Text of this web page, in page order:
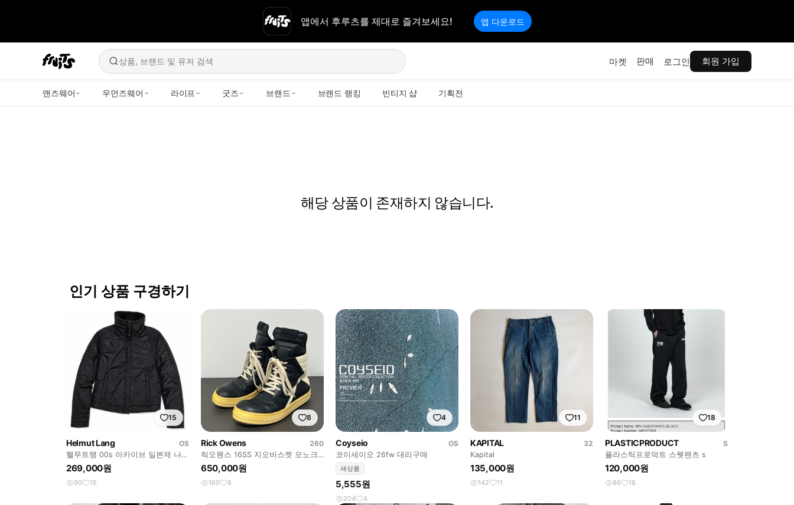
앱에서 후루츠를 제대로 즐겨보세요! 앱 다운로드
상품, 브랜드 및 유저 검색 마켓 판매 로그인 회원 가입
맨즈웨어 우먼즈웨어 라이프 굿즈 브랜드 브랜드 랭킹 빈티지 샵 기획전
해당 상품이 존재하지 않습니다.
인기 상품 구경하기
15
Helmut Lang
OS
헬무트랭 00s 아카이브 일본제 나일
론 하이넥 자켓
269,000원
90 15
8
Rick Owens
260
릭오웬스 16SS 지오바스켓 모노크
롬 LPO
650,000원
160 8
4
Coyseio
OS
코이세이오 26fw 대리구매
새상품
5,555원
204 4
11
KAPITAL
32
Kapital
135,000원
142 11
18
PLASTICPRODUCT
S
플라스틱프로덕트 스웻팬츠 s
120,000원
86 18